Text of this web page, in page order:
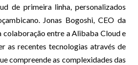
de primeira linha, personalizados
Jonas Bogoshi, CEO da
colaboração entre a Alibaba Cloud e
as recentes tecnologias através de
compreende as complexidades das